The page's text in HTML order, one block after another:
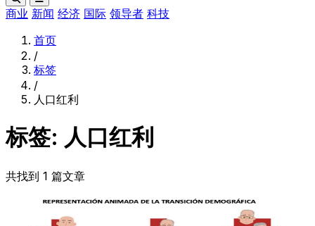
商业 新闻 经济 国际 领导者 科技
首页
/
标签
/
人口红利
标签: 人口红利
共找到 1 篇文章